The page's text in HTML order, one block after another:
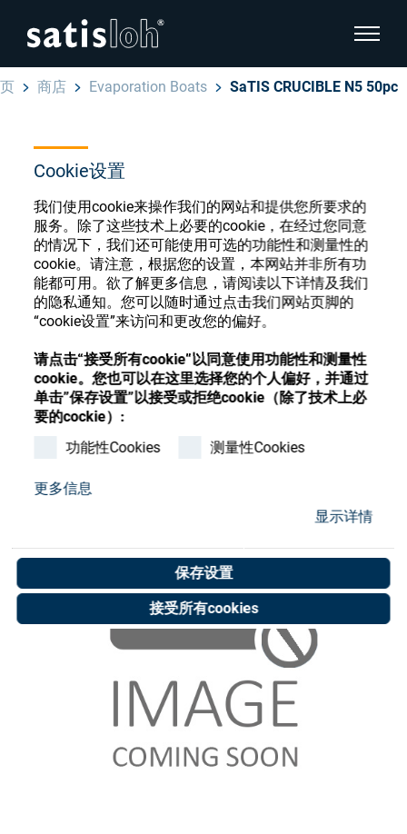
Cookie设置
我们使用cookie来操作我们的网站和提供您所要求的
服务。除了这些技术上必要的cookie，在经过您同意
的情况下，我们还可能使用可选的功能性和测量性的
cookie。请注意，根据您的设置，本网站并非所有功
能都可用。欲了解更多信息，请阅读以下详情及我们
的隐私通知。您可以随时通过点击我们网站页脚的
“cookie设置”来访问和更改您的偏好。
请点击“接受所有cookie”以同意使用功能性和测量性
cookie。您也可以在这里选择您的个人偏好，并通过
单击”保存设置”以接受或拒绝cookie（除了技术上必
要的cockie）:
功能性Cookies
测量性Cookies
更多信息
显示详情
保存设置
接受所有cookies
显示页
眼镜光学
精密光学
加入我们
Store
隐藏页面导航
English
Deutsch
Español
Français
商店 Evaporation Boats SaTIS CRUCIBLE N5 50pc
眼镜光学耗材商店
注册或登录以访问您的帐户，并了解我们的各
种眼镜光学耗材
注册 登录